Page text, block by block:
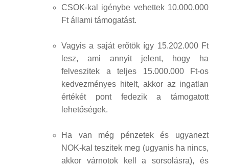
CSOK-kal igénybe vehettek 10.000.000
Ft állami támogatást.
Vagyis a saját erőtök így 15.202.000 Ft
lesz, ami annyit jelent, hogy ha
felveszitek a teljes 15.000.000 Ft-os
kedvezményes hitelt, akkor az ingatlan
értékét pont fedezik a támogatott
lehetőségek.
Ha van még pénzetek és ugyanezt
NOK-kal teszitek meg (ugyanis ha nincs,
akkor várnotok kell a sorsolásra), és